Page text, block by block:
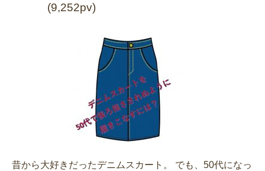
(9,252pv)
昔から大好きだったデニムスカート。 でも、50代になっ